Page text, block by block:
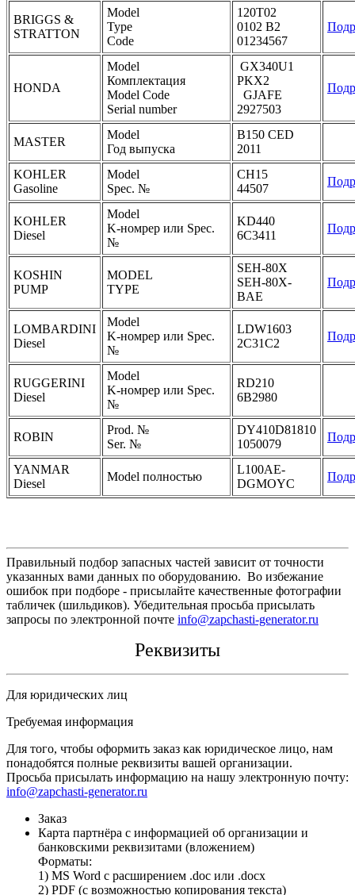
BRIGGS &
STRATTON
Model
Type
Code
120T02
0102 B2
01234567
HONDA
Model
Комплектация
Model Code
Serial number
GX340U1
PKX2
GJAFE
2927503
MASTER
Model
Год выпуска
B150 CED
2011
KOHLER
Gasoline
Model
Spec. №
CH15
44507
KOHLER
Diesel
Model
K-номрер или Spec.
№
KD440
6C3411
KOSHIN
PUMP
MODEL
TYPE
SEH-80X
SEH-80X-
BAE
LOMBARDINI
Diesel
Model
K-номрер или Spec.
№
LDW1603
2C31C2
RUGGERINI
Diesel
Model
K-номрер или Spec.
№
RD210
6B2980
ROBIN
Prod. №
Ser. №
DY410D81810
1050079
YANMAR
Diesel
Model полностью
L100AE-
DGMOYC
Правильный подбор запасных частей зависит от точности
указанных вами данных по оборудованию. Во избежание
ошибок при подборе - присылайте качественные фотографии
табличек (шильдиков). Убедительная просьба присылать
запросы по электронной почте info@zapchasti-generator.ru
Реквизиты
Для юридических лиц
Требуемая информация
Для того, чтобы оформить заказ как юридическое лицо, нам
понадобятся полные реквизиты вашей организации.
Просьба присылать информацию на нашу электронную почту:
info@zapchasti-generator.ru
Заказ
Карта партнёра с информацией об организации и
банковскими реквизитами (вложением)
Форматы:
1) MS Word с расширением .doc или .docx
2) PDF (с возможностью копирования текста)